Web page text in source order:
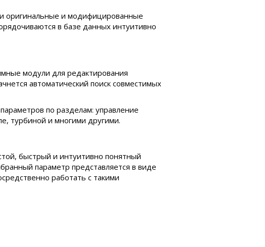
оригинальные и модифицированные
в базе данных интуитивно
модули для редактирования
автоматический поиск совместимых
по разделам: управление
турбиной и многими другими.
быстрый и интуитивно понятный
параметр представляется в виде
работать с такими